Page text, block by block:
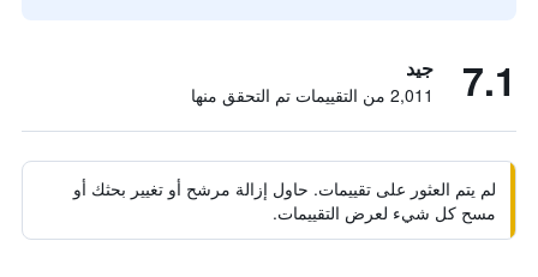
7.1 جيد
2,011 من التقييمات تم التحقق منها
لم يتم العثور على تقييمات. حاول إزالة مرشح أو تغيير بحثك أو
مسح كل شيء لعرض التقييمات.